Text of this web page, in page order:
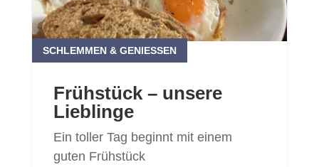
Frühstück – unsere
Lieblinge
SCHLEMMEN & GENIESSEN
Ein toller Tag beginnt mit einem
guten Frühstück